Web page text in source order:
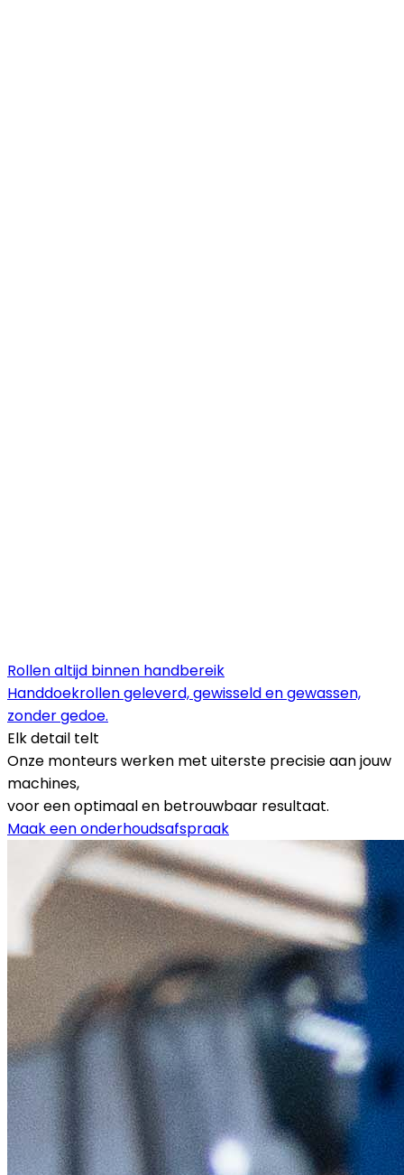
Rollen altijd binnen handbereik
Handdoekrollen geleverd, gewisseld en gewassen,
zonder gedoe.
Elk detail telt
Onze monteurs werken met uiterste precisie aan jouw
machines,
voor een optimaal en betrouwbaar resultaat.
Maak een onderhoudsafspraak